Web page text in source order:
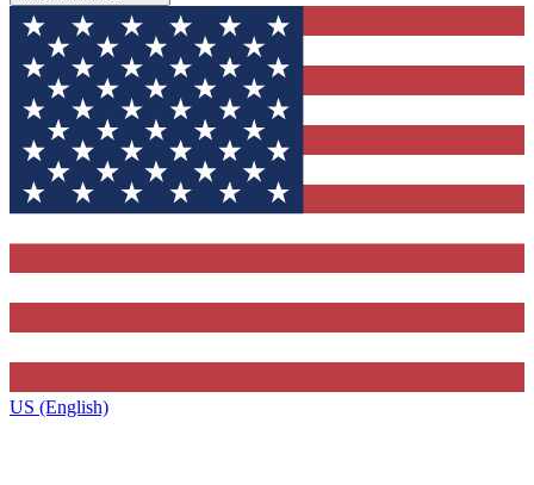
US (English)